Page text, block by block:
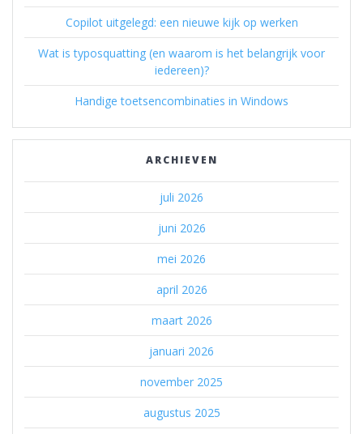
Copilot uitgelegd: een nieuwe kijk op werken
Wat is typosquatting (en waarom is het belangrijk voor
iedereen)?
Handige toetsencombinaties in Windows
ARCHIEVEN
juli 2026
juni 2026
mei 2026
april 2026
maart 2026
januari 2026
november 2025
augustus 2025